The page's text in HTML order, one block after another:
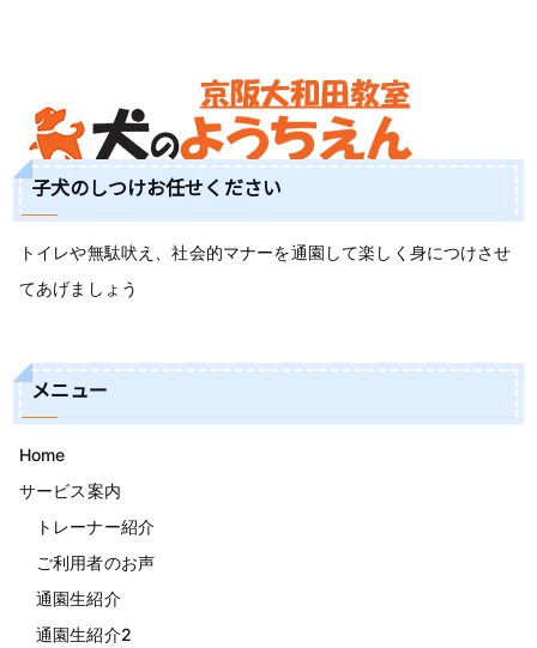
子犬のしつけお任せください
トイレや無駄吠え、社会的マナーを通園して楽しく身につけさせ
てあげましょう
メニュー
Home
サービス案内
トレーナー紹介
ご利用者のお声
通園生紹介
通園生紹介2